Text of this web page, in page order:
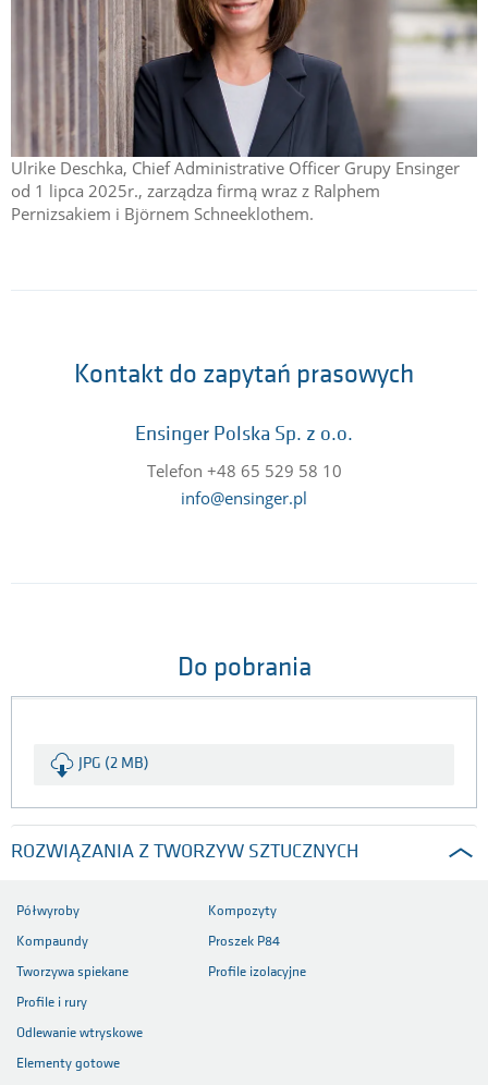
Ulrike Deschka, Chief Administrative Officer Grupy Ensinger
od 1 lipca 2025r., zarządza firmą wraz z Ralphem
Pernizsakiem i Björnem Schneeklothem.
Kontakt do zapytań prasowych
Ensinger Polska Sp. z o.o.
Telefon +48 65 529 58 10
info@ensinger.pl
Do pobrania
JPG (2 MB)